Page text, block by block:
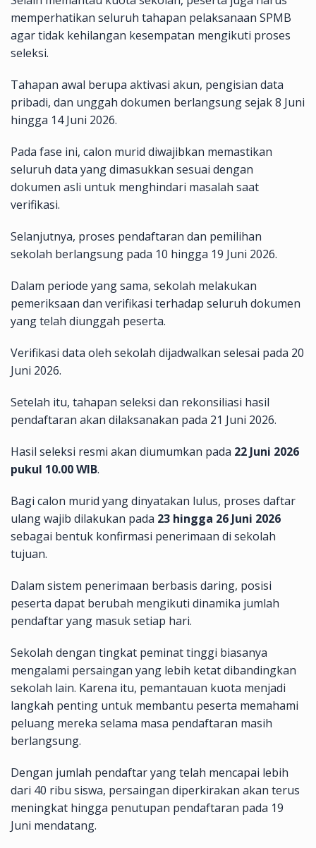
memperhatikan seluruh tahapan pelaksanaan SPMB
agar tidak kehilangan kesempatan mengikuti proses
seleksi.
Tahapan awal berupa aktivasi akun, pengisian data
pribadi, dan unggah dokumen berlangsung sejak 8 Juni
hingga 14 Juni 2026.
Pada fase ini, calon murid diwajibkan memastikan
seluruh data yang dimasukkan sesuai dengan
dokumen asli untuk menghindari masalah saat
verifikasi.
Selanjutnya, proses pendaftaran dan pemilihan
sekolah berlangsung pada 10 hingga 19 Juni 2026.
Dalam periode yang sama, sekolah melakukan
pemeriksaan dan verifikasi terhadap seluruh dokumen
yang telah diunggah peserta.
Verifikasi data oleh sekolah dijadwalkan selesai pada 20
Juni 2026.
Setelah itu, tahapan seleksi dan rekonsiliasi hasil
pendaftaran akan dilaksanakan pada 21 Juni 2026.
Hasil seleksi resmi akan diumumkan pada 22 Juni 2026
pukul 10.00 WIB.
Bagi calon murid yang dinyatakan lulus, proses daftar
ulang wajib dilakukan pada 23 hingga 26 Juni 2026
sebagai bentuk konfirmasi penerimaan di sekolah
tujuan.
Dalam sistem penerimaan berbasis daring, posisi
peserta dapat berubah mengikuti dinamika jumlah
pendaftar yang masuk setiap hari.
Sekolah dengan tingkat peminat tinggi biasanya
mengalami persaingan yang lebih ketat dibandingkan
sekolah lain. Karena itu, pemantauan kuota menjadi
langkah penting untuk membantu peserta memahami
peluang mereka selama masa pendaftaran masih
berlangsung.
Dengan jumlah pendaftar yang telah mencapai lebih
dari 40 ribu siswa, persaingan diperkirakan akan terus
meningkat hingga penutupan pendaftaran pada 19
Juni mendatang.